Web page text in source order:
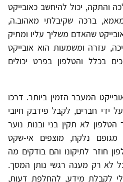
והתקה, יכול להיחשב כאובייקט
ברכה שקיבלתי מאהוב.ה,
שהאדם משליך עליו ומתיק
עזרה ומשמעות הוא אובייקט
בכלל והטלפון בפרט יכולים
המעבר הזמין ביותר. דרכו
ידי חברים, לקבל פידבק חיובי
לא תקין בני ובנות נוער
מגופם נלקח, מוצפים אי-שקט
חוזר לתיקונו והם בודקים מה
לא רק מענה רגשי נותן המסך.
לקבלת מידע, להחלפת דעות,